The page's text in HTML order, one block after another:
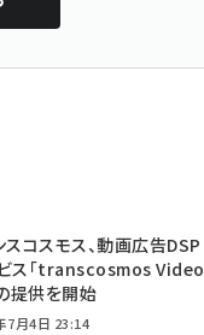
スコスモス、動画広告DSP
ス「transcosmos Video
提供を開始
7月4日 23:14